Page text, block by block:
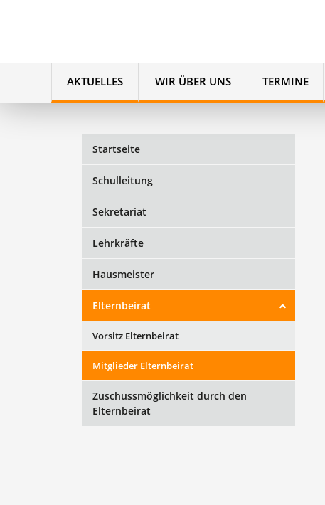
AKTUELLES WIR ÜBER UNS TERMINE
Startseite
Schulleitung
Sekretariat
Lehrkräfte
Hausmeister
Elternbeirat
Vorsitz Elternbeirat
Mitglieder Elternbeirat
Zuschussmöglichkeit durch den
Elternbeirat